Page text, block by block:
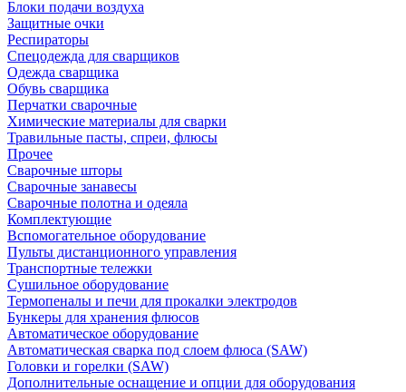
Блоки подачи воздуха
Защитные очки
Респираторы
Спецодежда для сварщиков
Одежда сварщика
Обувь сварщика
Перчатки сварочные
Химические материалы для сварки
Травильные пасты, спреи, флюсы
Прочее
Сварочные шторы
Сварочные занавесы
Сварочные полотна и одеяла
Комплектующие
Вспомогательное оборудование
Пульты дистанционного управления
Транспортные тележки
Сушильное оборудование
Термопеналы и печи для прокалки электродов
Бункеры для хранения флюсов
Автоматическое оборудование
Автоматическая сварка под слоем флюса (SAW)
Головки и горелки (SAW)
Дополнительные оснащение и опции для оборудования